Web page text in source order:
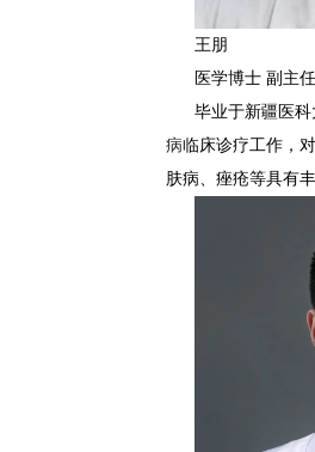
王朋
医学博士 副主
毕业于新疆医
病临床诊疗工作，
肤病、痤疮等具有